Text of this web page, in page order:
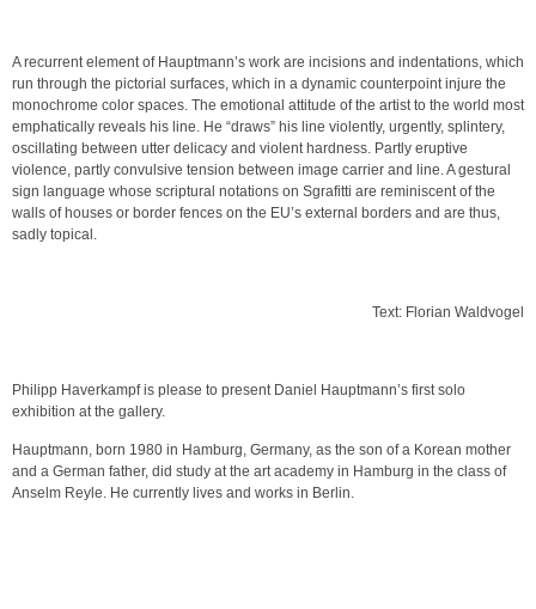
A recurrent element of Hauptmann’s work are incisions and indentations, which
run through the pictorial surfaces, which in a dynamic counterpoint injure the
monochrome color spaces. The emotional attitude of the artist to the world most
emphatically reveals his line. He “draws” his line violently, urgently, splintery,
oscillating between utter delicacy and violent hardness. Partly eruptive
violence, partly convulsive tension between image carrier and line. A gestural
sign language whose scriptural notations on Sgrafitti are reminiscent of the
walls of houses or border fences on the EU’s external borders and are thus,
sadly topical.
Text: Florian Waldvogel
Philipp Haverkampf is please to present Daniel Hauptmann’s first solo
exhibition at the gallery.
Hauptmann, born 1980 in Hamburg, Germany, as the son of a Korean mother
and a German father, did study at the art academy in Hamburg in the class of
Anselm Reyle. He currently lives and works in Berlin.